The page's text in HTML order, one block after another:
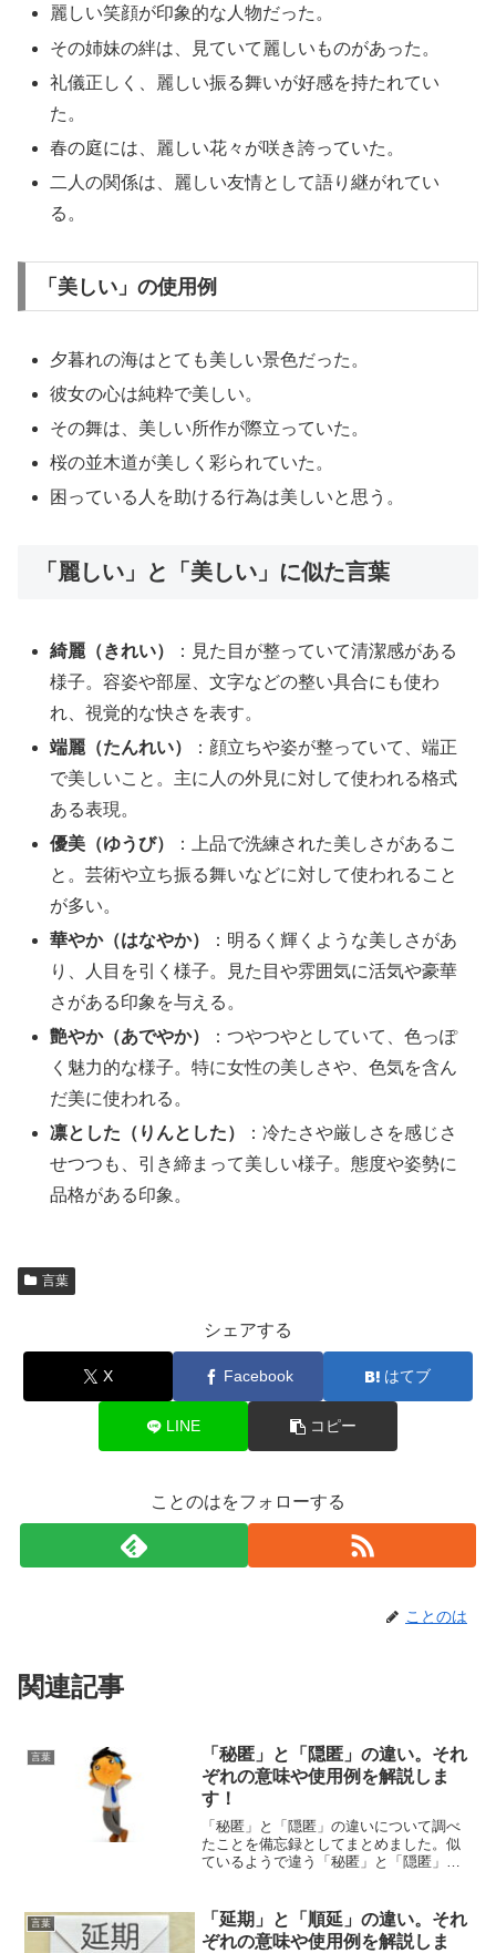
麗しい笑顔が印象的な人物だった。
その姉妹の絆は、見ていて麗しいものがあった。
礼儀正しく、麗しい振る舞いが好感を持たれてい
た。
春の庭には、麗しい花々が咲き誇っていた。
二人の関係は、麗しい友情として語り継がれてい
る。
「美しい」の使用例
夕暮れの海はとても美しい景色だった。
彼女の心は純粋で美しい。
その舞は、美しい所作が際立っていた。
桜の並木道が美しく彩られていた。
困っている人を助ける行為は美しいと思う。
「麗しい」と「美しい」に似た言葉
綺麗（きれい）
：見た目が整っていて清潔感がある
様子。容姿や部屋、文字などの整い具合にも使わ
れ、視覚的な快さを表す。
端麗（たんれい）
：顔立ちや姿が整っていて、端正
で美しいこと。主に人の外見に対して使われる格式
ある表現。
優美（ゆうび）
：上品で洗練された美しさがあるこ
と。芸術や立ち振る舞いなどに対して使われること
が多い。
華やか（はなやか）
：明るく輝くような美しさがあ
り、人目を引く様子。見た目や雰囲気に活気や豪華
さがある印象を与える。
艶やか（あでやか）
：つやつやとしていて、色っぽ
く魅力的な様子。特に女性の美しさや、色気を含ん
だ美に使われる。
凛とした（りんとした）
：冷たさや厳しさを感じさ
せつつも、引き締まって美しい様子。態度や姿勢に
品格がある印象。
言葉
シェアする
X Facebook はてブ
LINE コピー
ことのはをフォローする
ことのは
関連記事
言葉
「秘匿」と「隠匿」の違い。それ
ぞれの意味や使用例を解説しま
す！
「秘匿」と「隠匿」の違いについて調べ
たことを備忘録としてまとめました。似
ているようで違う「秘匿」と「隠匿」の
言葉
「延期」と「順延」の違い。それ
ぞれの意味や使用例を解説しま